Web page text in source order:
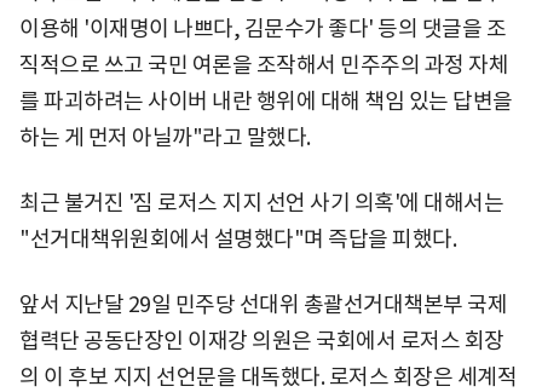
이용해 '이재명이 나쁘다, 김문수가 좋다' 등의 댓글을 조
직적으로 쓰고 국민 여론을 조작해서 민주주의 과정 자체
를 파괴하려는 사이버 내란 행위에 대해 책임 있는 답변을
하는 게 먼저 아닐까"라고 말했다.
최근 불거진 '짐 로저스 지지 선언 사기 의혹'에 대해서는
"선거대책위원회에서 설명했다"며 즉답을 피했다.
앞서 지난달 29일 민주당 선대위 총괄선거대책본부 국제
협력단 공동단장인 이재강 의원은 국회에서 로저스 회장
의 이 후보 지지 선언문을 대독했다. 로저스 회장은 세계적